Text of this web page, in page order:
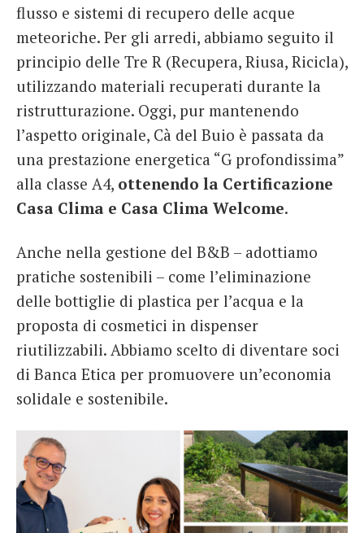
flusso e sistemi di recupero delle acque
meteoriche. Per gli arredi, abbiamo seguito il
principio delle Tre R (Recupera, Riusa, Ricicla),
utilizzando materiali recuperati durante la
ristrutturazione. Oggi, pur mantenendo
l’aspetto originale, Cà del Buio è passata da
una prestazione energetica “G profondissima”
alla classe A4, ottenendo la Certificazione
Casa Clima e Casa Clima Welcome.
Anche nella gestione del B&B – adottiamo
pratiche sostenibili – come l’eliminazione
delle bottiglie di plastica per l’acqua e la
proposta di cosmetici in dispenser
riutilizzabili. Abbiamo scelto di diventare soci
di Banca Etica per promuovere un’economia
solidale e sostenibile.